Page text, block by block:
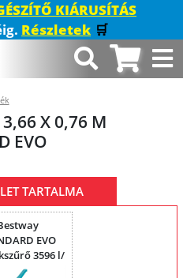
KIÁRUSÍTÁS
Részletek 🛒
3,66 X 0,76 M
EVO
TARTALMA
EVO
3596 l/
óra